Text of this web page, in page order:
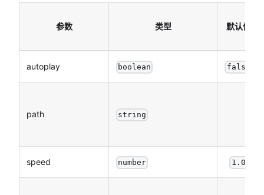
参数 类型 默认值
autoplay boolean false
path string
speed number 1.0